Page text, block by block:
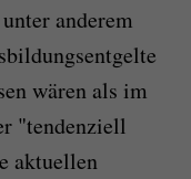
anderem
wären als im
"tendenziell
aktuellen